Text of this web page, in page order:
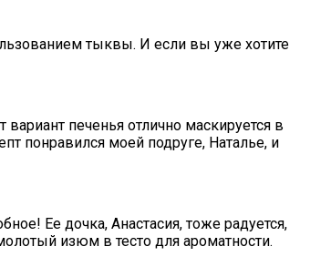
тыквы. И если вы уже хотите
печенья отлично маскируется в
понравился моей подруге, Наталье, и
Ее дочка, Анастасия, тоже радуется,
изюм в тесто для ароматности.